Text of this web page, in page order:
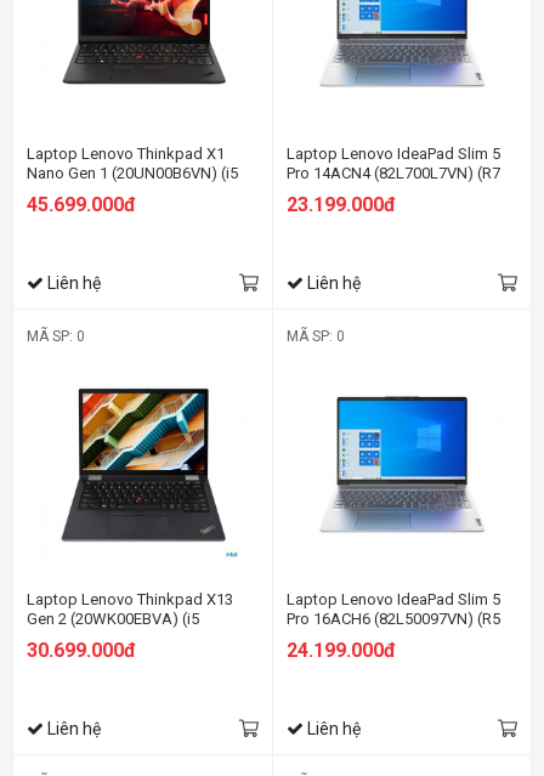
Laptop Lenovo Thinkpad X1
Nano Gen 1 (20UN00B6VN) (i5
SSD/13 2K/Win11 Pro/Đen)
45.699.000đ
Liên hệ
Laptop Lenovo IdeaPad Slim 5
Pro 14ACN4 (82L700L7VN) (R7
SSD/14 2.2K/Win11/Xám)
23.199.000đ
Liên hệ
MÃ SP: 0
Laptop Lenovo Thinkpad X13
Gen 2 (20WK00EBVA) (i5
1135G7/8GB RAM/512GB
SSD/13.3 WQXGA/Dos/Đen)
30.699.000đ
Liên hệ
MÃ SP: 0
Laptop Lenovo IdeaPad Slim 5
Pro 16ACH6 (82L50097VN) (R5
5600H/8GB RAM/512GB SSD/16
WQXGA 120Hz/GTX 1650
24.199.000đ
Liên hệ